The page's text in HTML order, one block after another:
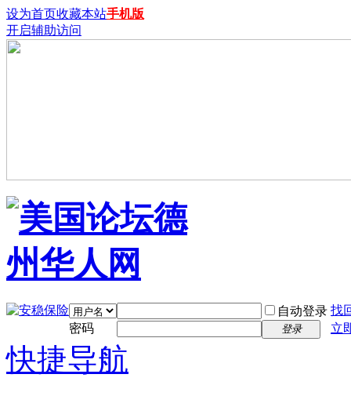
设为首页收藏本站手机版
开启辅助访问
自动登录 找
密码
登录 立
快捷导航